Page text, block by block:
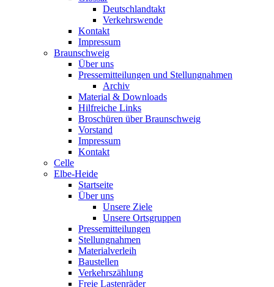
Deutschlandtakt
Verkehrswende
Kontakt
Impressum
Braunschweig
Über uns
Pressemitteilungen und Stellungnahmen
Archiv
Material & Downloads
Hilfreiche Links
Broschüren über Braunschweig
Vorstand
Impressum
Kontakt
Celle
Elbe-Heide
Startseite
Über uns
Unsere Ziele
Unsere Ortsgruppen
Pressemitteilungen
Stellungnahmen
Materialverleih
Baustellen
Verkehrszählung
Freie Lastenräder